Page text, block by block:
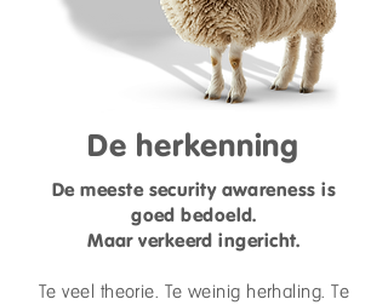
De herkenning
De meeste security awareness is
goed bedoeld.
Maar verkeerd ingericht.
Te veel theorie. Te weinig herhaling. Te